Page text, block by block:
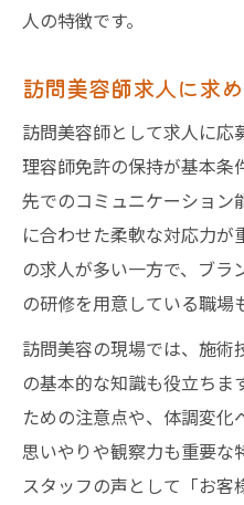
人の特徴です。
訪問美容師求人に求
訪問美容師として求人に応
理容師免許の保持が基本条
先でのコミュニケーション
に合わせた柔軟な対応力が
の求人が多い一方で、ブラ
の研修を用意している職場
訪問美容の現場では、施
の基本的な知識も役立ちま
ための注意点や、体調変化
思いやりや観察力も重要な
スタッフの声として「お客